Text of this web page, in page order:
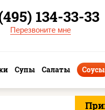
134-33-33
Перезвоните мне
Супы Салаты Соусы